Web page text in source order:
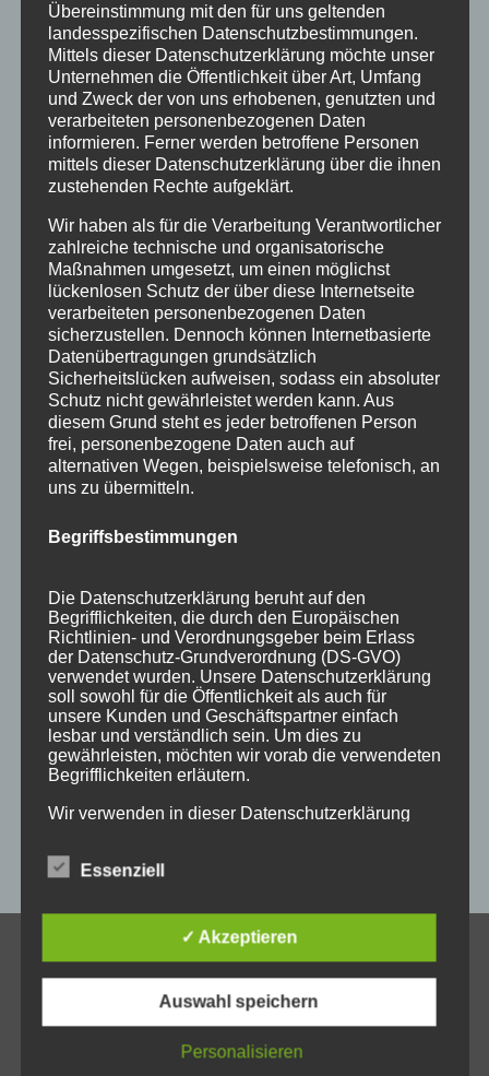
März 2016
Februar 2016
Januar 2016
November 2015
September 2015
August 2015
Juli 2015
Juni 2015
Schlagworte
allgäu Allgäuer Festwoche allgäuer holzschilder
angebote aus holz ausstellung bayern echtholz
einzelanfertigungen firmenschilder gelasert
holz holzbearbeitung
holzgeschenke holzpostkarten holzprodukte
holzschild holzschilder holzwaren individuell
kempten laser lasergravur lasergravuren messe
messestand post schild schilder schilder aus holz
sulzberg weihnachten weihnachtsgeschenke
weihnachtsmarkt
KONTAKT
Allgäuer Holzschilder
Inh. Jörg Schmid
Übereinstimmung mit den für uns geltenden
landesspezifischen Datenschutzbestimmungen.
Mittels dieser Datenschutzerklärung möchte unser
Unternehmen die Öffentlichkeit über Art, Umfang
und Zweck der von uns erhobenen, genutzten und
verarbeiteten personenbezogenen Daten
informieren. Ferner werden betroffene Personen
mittels dieser Datenschutzerklärung über die ihnen
zustehenden Rechte aufgeklärt.
Wir haben als für die Verarbeitung Verantwortlicher
zahlreiche technische und organisatorische
Maßnahmen umgesetzt, um einen möglichst
lückenlosen Schutz der über diese Internetseite
verarbeiteten personenbezogenen Daten
sicherzustellen. Dennoch können Internetbasierte
Datenübertragungen grundsätzlich
Sicherheitslücken aufweisen, sodass ein absoluter
Schutz nicht gewährleistet werden kann. Aus
diesem Grund steht es jeder betroffenen Person
frei, personenbezogene Daten auch auf
alternativen Wegen, beispielsweise telefonisch, an
uns zu übermitteln.
Begriffsbestimmungen
Die Datenschutzerklärung beruht auf den
Begrifflichkeiten, die durch den Europäischen
Richtlinien- und Verordnungsgeber beim Erlass
der Datenschutz-Grundverordnung (DS-GVO)
verwendet wurden. Unsere Datenschutzerklärung
soll sowohl für die Öffentlichkeit als auch für
unsere Kunden und Geschäftspartner einfach
lesbar und verständlich sein. Um dies zu
gewährleisten, möchten wir vorab die verwendeten
Begrifflichkeiten erläutern.
Wir verwenden in dieser Datenschutzerklärung
Personenbezogene Daten sind alle Informationen,
die sich auf eine identifizierte oder identifizierbare
natürliche Person (im Folgenden „betroffene
Person") beziehen. Als identifizierbar wird eine
natürliche Person angesehen, die direkt oder
Essenziell
✓ Akzeptieren
Auswahl speichern
Personalisieren